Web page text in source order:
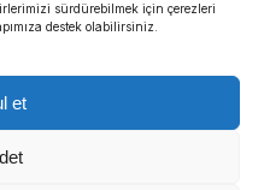
sürdürebilmek için çerezleri
destek olabilirsiniz.
et